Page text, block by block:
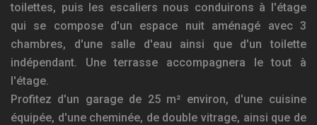
toilettes, puis les escaliers nous conduirons à l'étage
qui se compose d'un espace nuit aménagé avec 3
chambres, d'une salle d'eau ainsi que d'un toilette
indépendant. Une terrasse accompagnera le tout à
l'étage.
Profitez d'un garage de 25 m² environ, d'une cuisine
équipée, d'une cheminée, de double vitrage, ainsi que de